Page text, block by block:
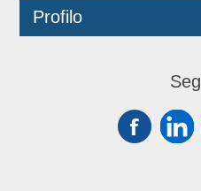
Profilo